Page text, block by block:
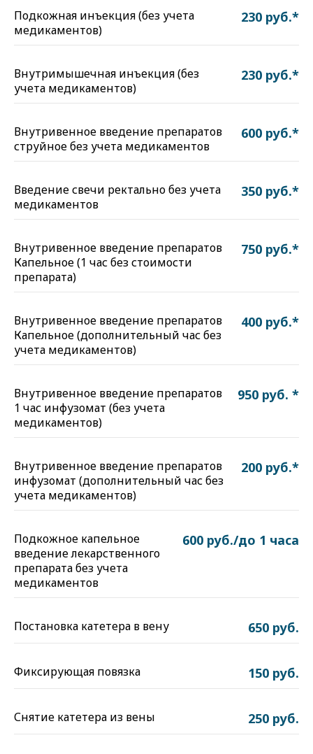
Подкожная инъекция (без учета
медикаментов)
230 руб.*
Внутримышечная инъекция (без
учета медикаментов)
230 руб.*
Внутривенное введение препаратов
струйное без учета медикаментов
600 руб.*
Введение свечи ректально без учета
медикаментов
350 руб.*
Внутривенное введение препаратов
Капельное (1 час без стоимости
препарата)
750 руб.*
Внутривенное введение препаратов
Капельное (дополнительный час без
учета медикаментов)
400 руб.*
Внутривенное введение препаратов
1 час инфузомат (без учета
медикаментов)
950 руб. *
Внутривенное введение препаратов
инфузомат (дополнительный час без
учета медикаментов)
200 руб.*
Подкожное капельное
введение лекарственного
препарата без учета
медикаментов
600 руб./до 1 часа
Постановка катетера в вену 650 руб.
Фиксирующая повязка 150 руб.
Снятие катетера из вены 250 руб.